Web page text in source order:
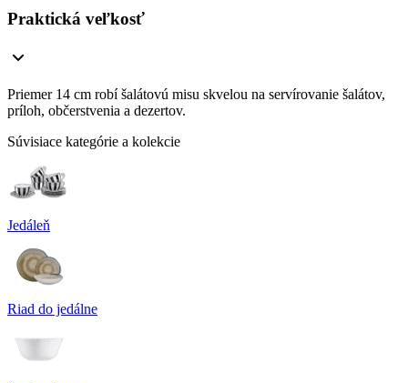
Praktická veľkosť
Priemer 14 cm robí šalátovú misu skvelou na servírovanie šalátov,
príloh, občerstvenia a dezertov.
Súvisiace kategórie a kolekcie
Jedáleň
Riad do jedálne